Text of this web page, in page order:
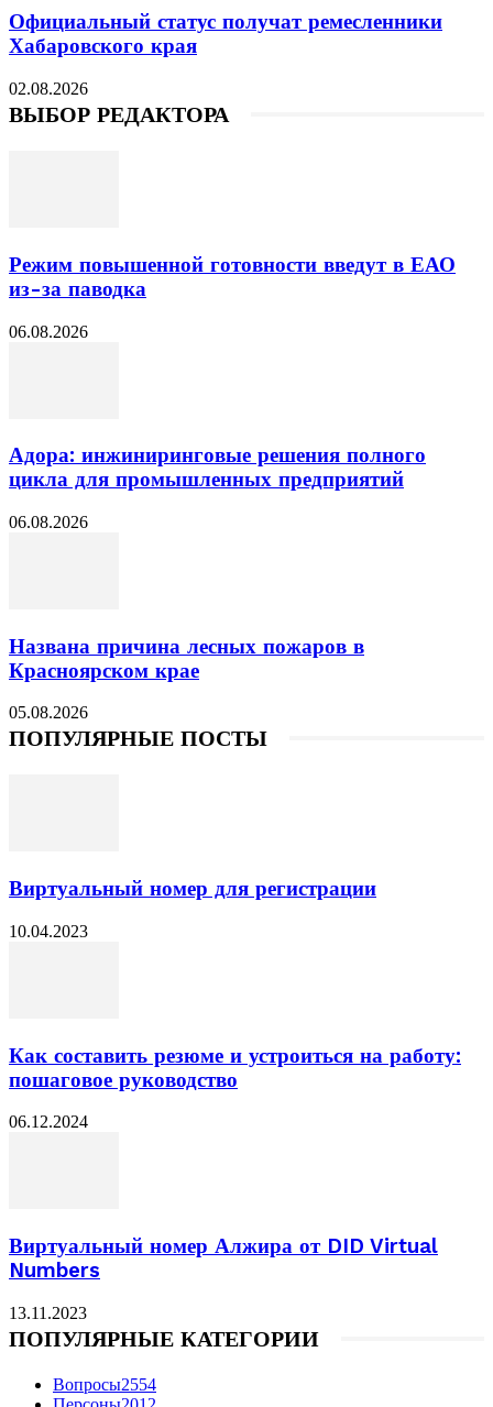
Официальный статус получат ремесленники
Хабаровского края
02.08.2026
ВЫБОР РЕДАКТОРА
Режим повышенной готовности введут в ЕАО
из-за паводка
06.08.2026
Адора: инжиниринговые решения полного
цикла для промышленных предприятий
06.08.2026
Названа причина лесных пожаров в
Красноярском крае
05.08.2026
ПОПУЛЯРНЫЕ ПОСТЫ
Виртуальный номер для регистрации
10.04.2023
Как составить резюме и устроиться на работу:
пошаговое руководство
06.12.2024
Виртуальный номер Алжира от DID Virtual
Numbers
13.11.2023
ПОПУЛЯРНЫЕ КАТЕГОРИИ
Вопросы2554